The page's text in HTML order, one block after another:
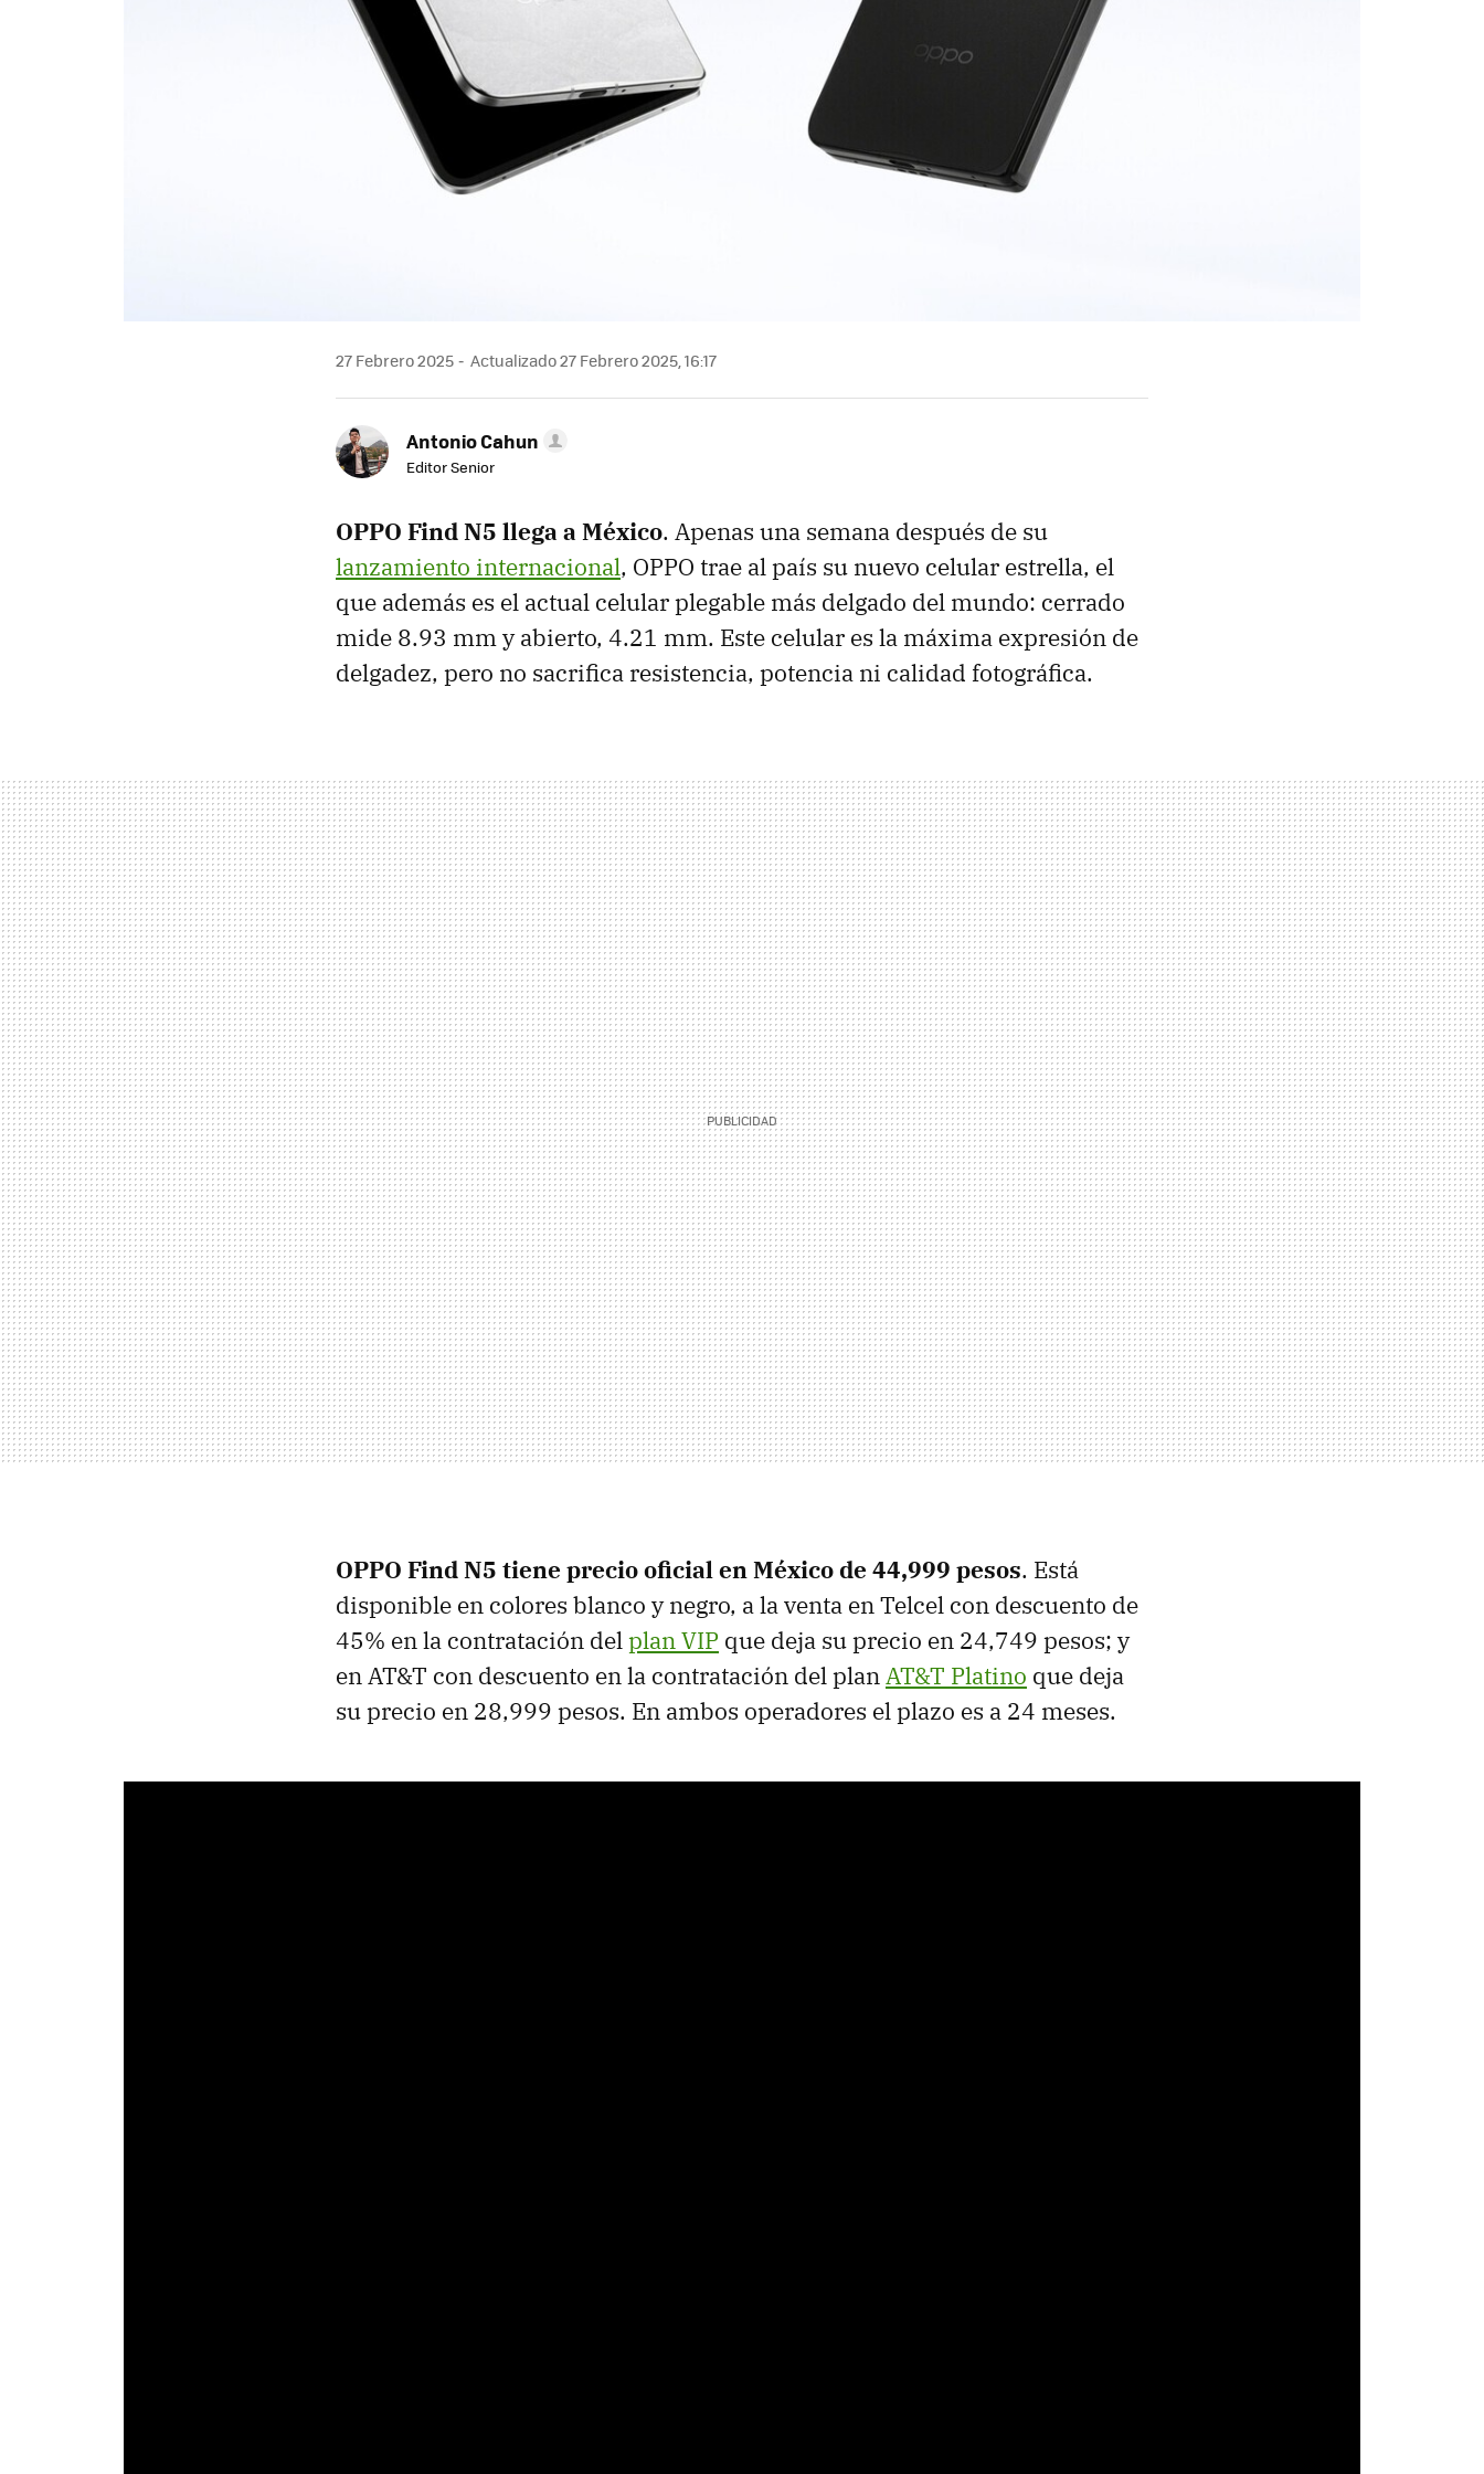
27 Febrero 2025 Actualizado 27 Febrero 2025, 16:17
Antonio Cahun
Editor Senior
OPPO Find N5 llega a México. Apenas una semana después de su
lanzamiento internacional, OPPO trae al país su nuevo celular estrella, el
que además es el actual celular plegable más delgado del mundo: cerrado
mide 8.93 mm y abierto, 4.21 mm. Este celular es la máxima expresión de
delgadez, pero no sacrifica resistencia, potencia ni calidad fotográfica.
OPPO Find N5 tiene precio oficial en México de 44,999 pesos. Está
disponible en colores blanco y negro, a la venta en Telcel con descuento de
45% en la contratación delplan VIP que deja su precio en 24,749 pesos; y
en AT&T con descuento en la contratación del planAT&T Platino que deja
su precio en 28,999 pesos. En ambos operadores el plazo es a 24 meses.